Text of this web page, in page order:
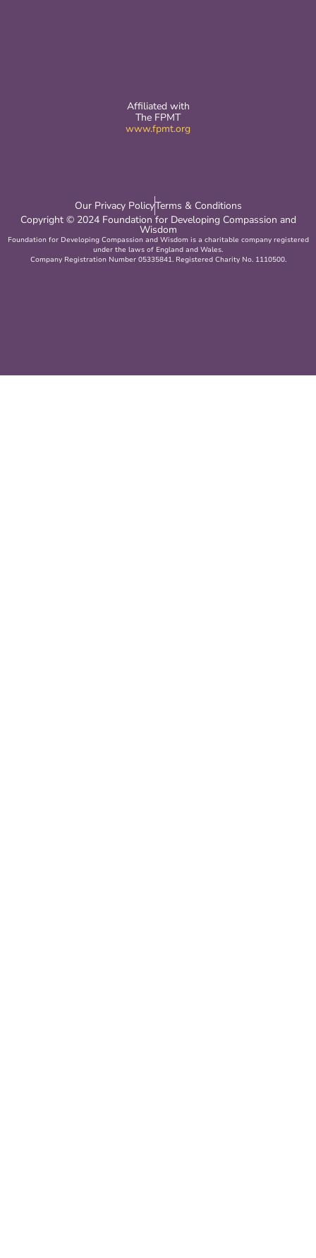
Affiliated with
The FPMT
www.fpmt.org
Our Privacy PolicyTerms & Conditions
Copyright © 2024 Foundation for Developing Compassion and
Wisdom
Foundation for Developing Compassion and Wisdom is a charitable company registered
under the laws of England and Wales.
Company Registration Number 05335841. Registered Charity No. 1110500.